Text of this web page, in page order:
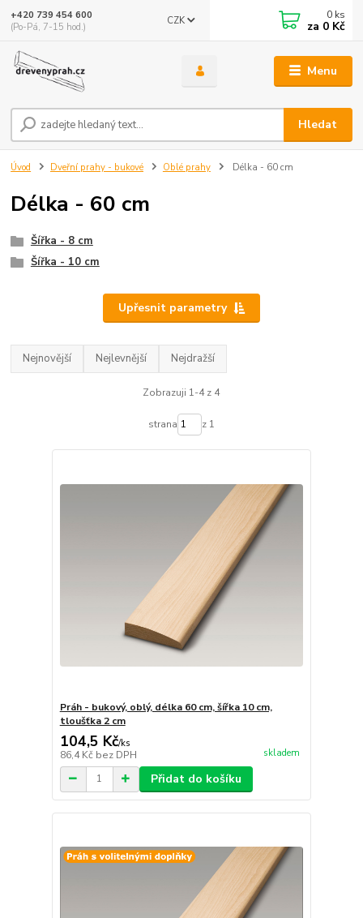
Menu
CZK
Hledat
+420 739 454 600
(Po-Pá, 7-15 hod.)
0 ks
za 0 Kč
Úvod Dveřní prahy - bukové Oblé prahy Délka - 60 cm
Délka - 60 cm
Šířka - 8 cm
Šířka - 10 cm
Upřesnit parametry
Nejnovější Nejlevnější Nejdražší
Zobrazuji 1-4 z 4
strana z 1
Práh - bukový, oblý, délka 60 cm, šířka 10 cm,
tloušťka 2 cm
104,5 Kč/ks
86,4 Kč bez DPH skladem
Přidat do košíku